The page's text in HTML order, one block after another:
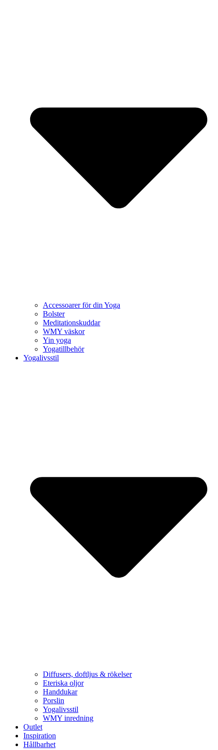
Accessoarer för din Yoga
Bolster
Meditationskuddar
WMY väskor
Yin yoga
Yogatillbehör
Yogalivsstil
Diffusers, doftljus & rökelser
Eteriska oljor
Handdukar
Porslin
Yogalivsstil
WMY inredning
Outlet
Inspiration
Hållbarhet